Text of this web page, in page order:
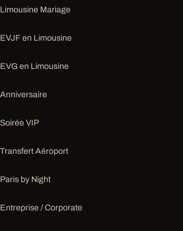
Limousine Mariage
EVJF en Limousine
EVG en Limousine
Anniversaire
Soirée VIP
Transfert Aéroport
Paris by Night
Entreprise / Corporate